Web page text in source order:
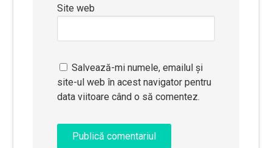
Site web
Salvează-mi numele, emailul și
site-ul web în acest navigator pentru
data viitoare când o să comentez.